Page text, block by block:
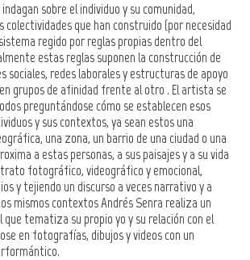
sobre el individuo y su comunidad,
colectividades que han construido (por necesidad
regido por reglas propias dentro del
estas reglas suponen la construcción de
sociales, redes laborales y estructuras de apoyo
grupos de afinidad frente al otro . El artista se
preguntándose cómo se establecen esos
y sus contextos, ya sean estos una
una zona, un barrio de una ciudad o una
a estas personas, a sus paisajes y a su vida
fotográfico, videográfico y emocional,
y tejiendo un discurso a veces narrativo y a
mismos contextos Andrés Senra realiza un
tematiza su propio yo y su relación con el
en fotografías, dibujos y videos con un